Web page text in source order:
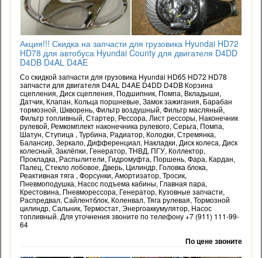
Акция!!! Скидка на запчасти для грузовика Hyundai HD72
HD78 для автобуса Hyundai County для двигателя D4DD
D4DB D4AL D4AE
Со скидкой запчасти для грузовика Hyundai HD65 HD72 HD78
запчасти для двигателя D4AL D4AE D4DD D4DB Корзина
сцепления, Диск сцепления, Подшипник, Помпа, Вкладыши,
Датчик, Клапан, Кольца поршневые, Замок зажигания, Барабан
тормозной, Шкворень, Фильтр воздушный, Фильтр масляный,
Фильтр топливный, Стартер, Рессора, Лист рессоры, Наконечник
рулевой, Ремкомплект наконечника рулевого, Серьга, Помпа,
Шатун, Ступица , Турбина, Радиатор, Колодки, Стремянка,
Балансир, Зеркало, Дифференциал, Накладки, Диск колеса, Диск
колесный, Заклёпки, Генератор, ТНВД, ПГУ, Коллектор,
Прокладка, Распылители, Гидромуфта, Поршень, Фара, Кардан,
Палец, Стекло лобовое, Дверь, Цилиндр, Головка блока,
Реактивная тяга , Форсунки, Амортизатор, Тросик,
Пневмоподушка, Насос подъема кабины, Главная пара,
Крестовина, Пневморессора, Генератор, Кузовные запчасти,
Распредвал, Сайлентблок, Коленвал, Тяга рулевая, Тормозной
цилиндр, Сальник, Термостат, Энергоаккумулятор, Насос
топливный. Для уточнения звоните по телефону +7 (911) 111-99-
64
По цене звоните